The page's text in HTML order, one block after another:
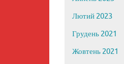
Лютий 2023
Грудень 2021
Жовтень 2021